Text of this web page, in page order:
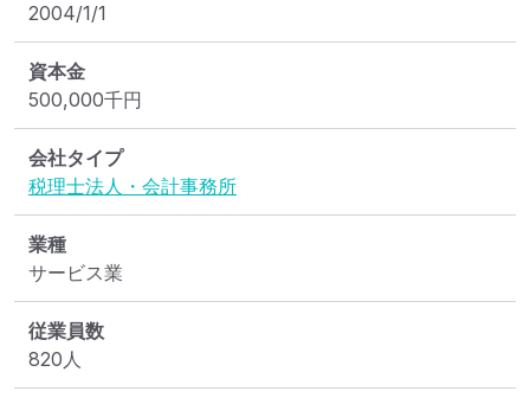
2004/1/1
資本金
500,000千円
会社タイプ
税理士法人・会計事務所
業種
サービス業
従業員数
820人